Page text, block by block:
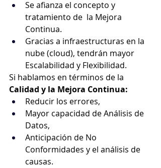
Se afianza el concepto y
tratamiento de  la Mejora
Continua.
Gracias a infraestructuras en la
nube (cloud), tendrán mayor
Escalabilidad y Flexibilidad.
Si hablamos en términos de la
Calidad y la Mejora Continua:
Reducir los errores,
Mayor capacidad de Análisis de
Datos,
Anticipación de No
Conformidades y el análisis de
causas.